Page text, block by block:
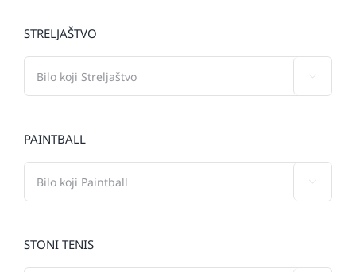
STRELJAŠTVO
PAINTBALL
STONI TENIS